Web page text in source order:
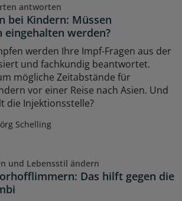
antworten
bei Kindern: Müssen
eingehalten werden?
werden Ihre Impf-Fragen aus der
und fachkundig beantwortet.
mögliche Zeitabstände für
vor einer Reise nach Asien. Und
die Injektionsstelle?
Schelling
und Lebensstil ändern
Das hilft gegen die